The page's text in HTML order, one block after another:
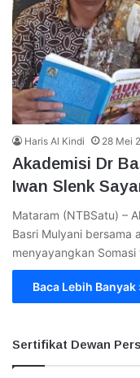
Haris Al Kindi 28 Mei
Akademisi Dr
Iwan Slenk
Mataram (NTBSatu) –
Basri Mulyani bersama
menyayangkan
Baca Lebih Banyak
Sertifikat Dewan Pers